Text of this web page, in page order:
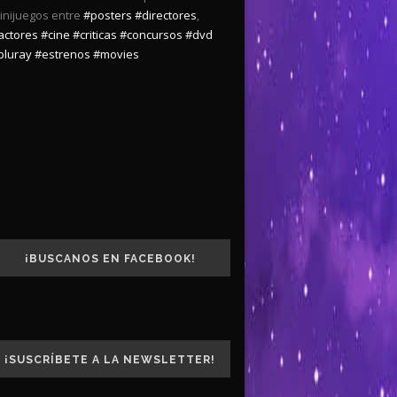
entre #posters #directores,
#cine #criticas #concursos #dvd
#estrenos #movies
¡BUSCANOS EN FACEBOOK!
¡SUSCRÍBETE A LA NEWSLETTER!